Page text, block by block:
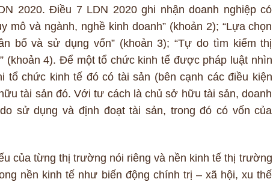
2020. Điều 7 LDN 2020 ghi nhận doanh nghiệp có
và ngành, nghề kinh doanh” (khoản 2); “Lựa chọn
bổ và sử dụng vốn” (khoản 3); “Tự do tìm kiếm thị
(khoản 4). Để một tổ chức kinh tế được pháp luật nhìn
tổ chức kinh tế đó có tài sản (bên cạnh các điều kiện
tài sản đó. Với tư cách là chủ sở hữu tài sản, doanh
sử dụng và định đoạt tài sản, trong đó có vốn của
của từng thị trường nói riêng và nền kinh tế thị trường
nền kinh tế như biến động chính trị – xã hội, xu thế